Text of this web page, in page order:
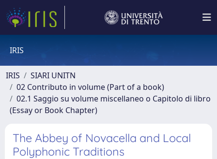
IRIS
IRIS
SIARI UNITN
02 Contributo in volume (Part of a book)
02.1 Saggio su volume miscellaneo o Capitolo di libro
(Essay or Book Chapter)
The Abbey of Novacella and Local
Polyphonic Traditions